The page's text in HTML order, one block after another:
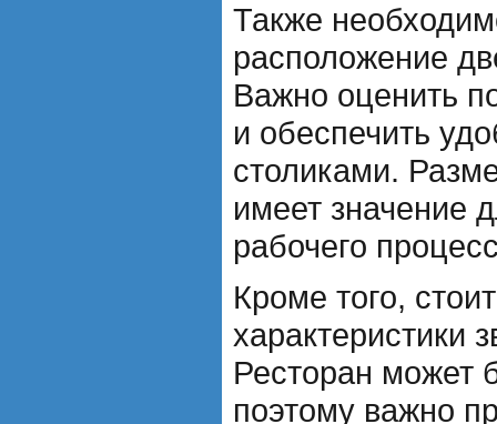
Также
расположение
Важно оценить
и обеспечить
столиками.
имеет значение
рабочего
Кроме того,
характеристики
Ресторан
поэтому важно